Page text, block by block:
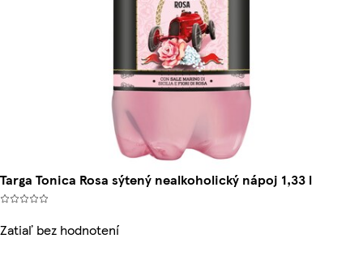
Targa Tonica Rosa sýtený nealkoholický nápoj 1,33 l
Zatiaľ bez hodnotení